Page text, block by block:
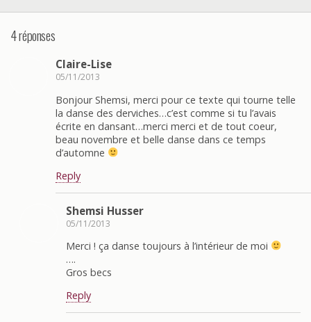
4 réponses
Claire-Lise
05/11/2013
Bonjour Shemsi, merci pour ce texte qui tourne telle
la danse des derviches…c’est comme si tu l’avais
écrite en dansant…merci merci et de tout coeur,
beau novembre et belle danse dans ce temps
d’automne
Reply
Shemsi Husser
05/11/2013
Merci ! ça danse toujours à l’intérieur de moi
….
Gros becs
Reply